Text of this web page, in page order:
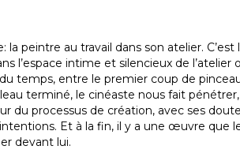
la peintre au travail dans son atelier. C’est
l’espace intime et silencieux de l’atelier
temps, entre le premier coup de
terminé, le cinéaste nous fait pénétrer,
du processus de création, avec ses
Et à la fin, il y a une œuvre que
devant lui.